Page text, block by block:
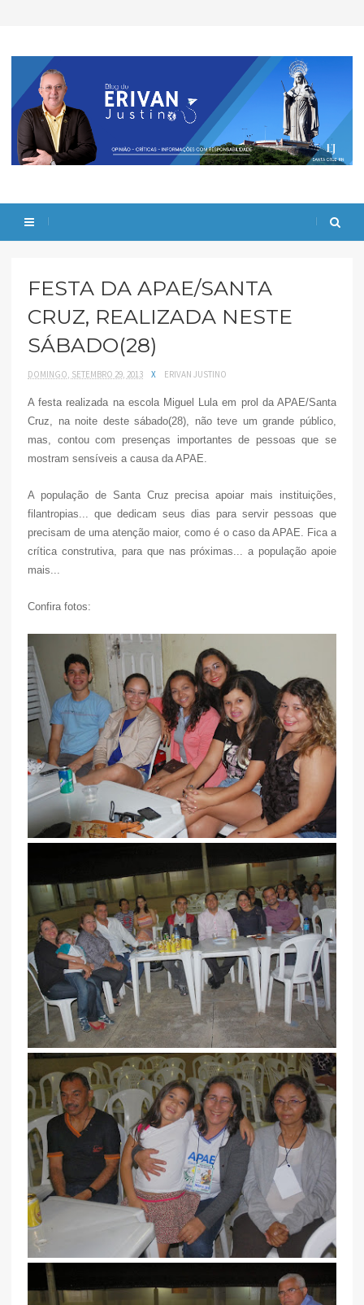
FESTA DA APAE/SANTA
CRUZ, REALIZADA NESTE
SÁBADO(28)
DOMINGO, SETEMBRO 29, 2013 X ERIVAN JUSTINO
A festa realizada na escola Miguel Lula em prol da APAE/Santa
Cruz, na noite deste sábado(28), não teve um grande público,
mas, contou com presenças importantes de pessoas que se
mostram sensíveis a causa da APAE.
A população de Santa Cruz precisa apoiar mais instituições,
filantropias... que dedicam seus dias para servir pessoas que
precisam de uma atenção maior, como é o caso da APAE. Fica a
crítica construtiva, para que nas próximas... a população apoie
mais...
Confira fotos: